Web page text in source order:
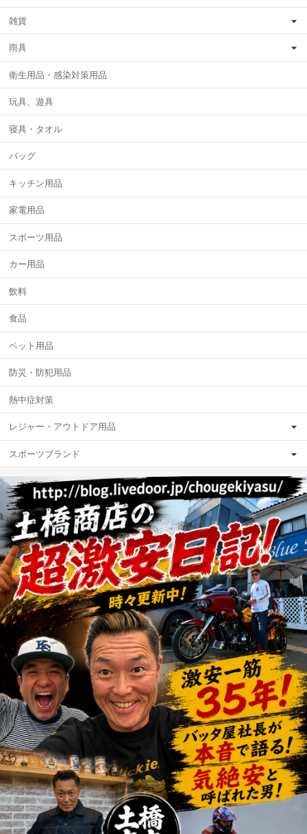
雑貨
雨具
衛生用品・感染対策用品
玩具、遊具
寝具・タオル
バッグ
キッチン用品
家電用品
スポーツ用品
カー用品
飲料
食品
ペット用品
防災・防犯用品
熱中症対策
レジャー・アウトドア用品
スポーツブランド